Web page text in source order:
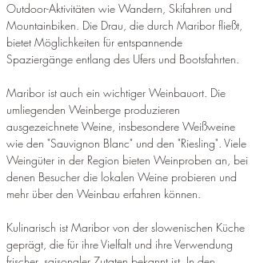
Outdoor-Aktivitäten wie Wandern, Skifahren und
Mountainbiken. Die Drau, die durch Maribor fließt,
bietet Möglichkeiten für entspannende
Spaziergänge entlang des Ufers und Bootsfahrten.
Maribor ist auch ein wichtiger Weinbauort. Die
umliegenden Weinberge produzieren
ausgezeichnete Weine, insbesondere Weißweine
wie den "Sauvignon Blanc" und den "Riesling". Viele
Weingüter in der Region bieten Weinproben an, bei
denen Besucher die lokalen Weine probieren und
mehr über den Weinbau erfahren können.
Kulinarisch ist Maribor von der slowenischen Küche
geprägt, die für ihre Vielfalt und ihre Verwendung